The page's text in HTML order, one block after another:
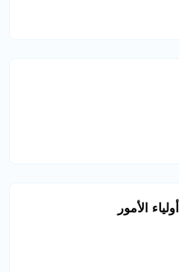
الأمور